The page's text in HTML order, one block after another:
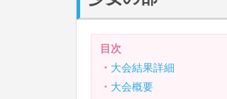
目次
・ 大会結果詳細
・ 大会概要